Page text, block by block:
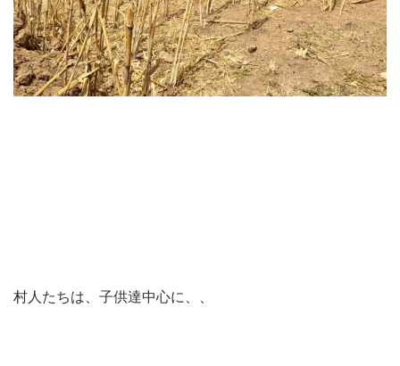
村人たちは、子供達中心に、、